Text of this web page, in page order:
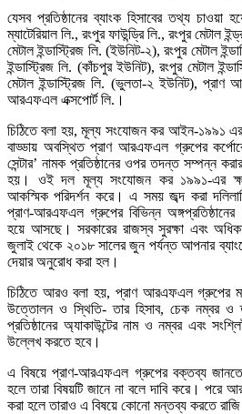
যেসব প্রতিষ্ঠানের ব্যাংক হিসাবের তথ্য চাওয়া
ম্যাটেরিয়াল লি., রংপুর ফাউন্ড্রি লি., রংপুর মেটাল
মেটাল ইন্ডাস্ট্রিজ লি. (ইউনিট-২), রংপুর মেটাল
ইন্ডাস্ট্রিজ লি. (কাঁচপুর ইউনিট), রংপুর মেটাল
মেটাল ইন্ডাস্ট্রিজ লি. (ভুলতা-২ ইউনিট), প্রাণ
আরএফএল এক্সপোর্ট লি.।
চিঠিতে বলা হয়, মূল্য সংযোজন কর আইন-১৯৯১ এর
বাড্ডায় অবস্থিত প্রাণ আরএফএল গ্রুপের
সেন্টার’ নামক প্রতিষ্ঠানের ওপর তদন্ত সম্পন্ন
হয়। ওই দল মূল্য সংযোজন কর ১৯৯১-এর
আকস্মিক পরিদর্শন করে। এ সময় জব্দ করা
প্রাণ-আরএফএল গ্রুপের বিভিন্ন
হয়ে আসছে। সরকারের রাজস্ব সুরক্ষা এবং
জুলাই থেকে ২০১৮ সালের জুন পর্যন্ত আপনার
দেয়ার অনুরোধ করা হল।
চিঠিতে আরও বলা হয়, প্রাণ আরএফএল গ্রুপের
উত্তোলন ও স্থিতি- তার হিসাব, চেক নম্বর ও
প্রতিষ্ঠানের অ্যাকাউন্টের নাম ও নম্বর এবং
উল্লেখ করতে হবে।
এ বিষয়ে প্রাণ-আরএফএল গ্রুপের বক্তব্য
হলে তারা বিষয়টি জানে না বলে দাবি করে। পরে
করা হলে তারাও এ বিষয়ে কোনো মন্তব্য করতে রাজি